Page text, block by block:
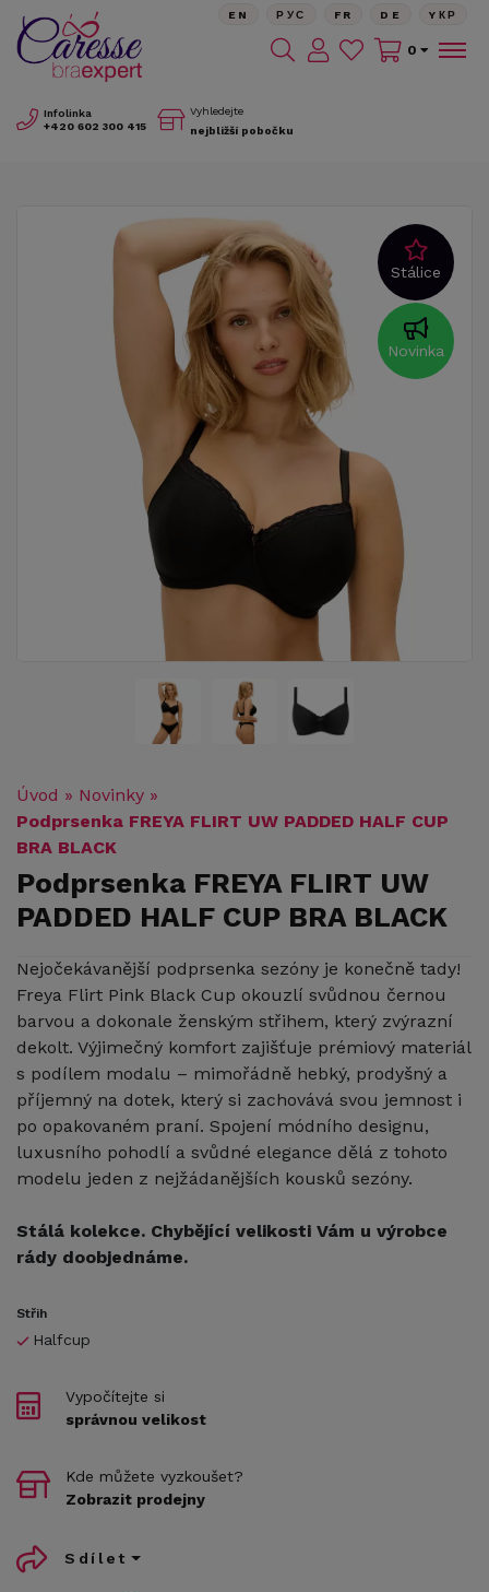
Infolinka
+420 602 300 415
Vyhledejte
nejbližší pobočku
EN РУС FR DE YКР
0
Stálice
Novinka
Úvod » Novinky »
Podprsenka FREYA FLIRT UW PADDED HALF CUP
BRA BLACK
Podprsenka FREYA FLIRT UW
PADDED HALF CUP BRA BLACK
Nejočekávanější podprsenka sezóny je konečně tady!
Freya Flirt Pink Black Cup okouzlí svůdnou černou
barvou a dokonale ženským střihem, který zvýrazní
dekolt. Výjimečný komfort zajišťuje prémiový materiál
s podílem modalu – mimořádně hebký, prodyšný a
příjemný na dotek, který si zachovává svou jemnost i
po opakovaném praní. Spojení módního designu,
luxusního pohodlí a svůdné elegance dělá z tohoto
modelu jeden z nejžádanějších kousků sezóny.
Stálá kolekce. Chybějící velikosti Vám u výrobce
rády doobjednáme.
Střih
Halfcup
Vypočítejte si
správnou velikost
Kde můžete vyzkoušet?
Zobrazit prodejny
Sdílet